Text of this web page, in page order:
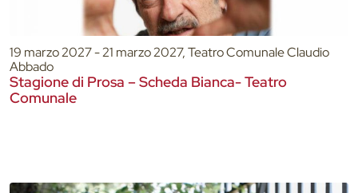
19 marzo 2027 - 21 marzo 2027, Teatro Comunale Claudio
Abbado
Stagione di Prosa – Scheda Bianca- Teatro
Comunale